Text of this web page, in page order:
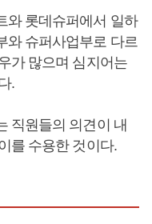
와 롯데슈퍼에서 일하
와 슈퍼사업부로 다르
가 많으며 심지어는
.
직원들의 의견이 내
를 수용한 것이다.